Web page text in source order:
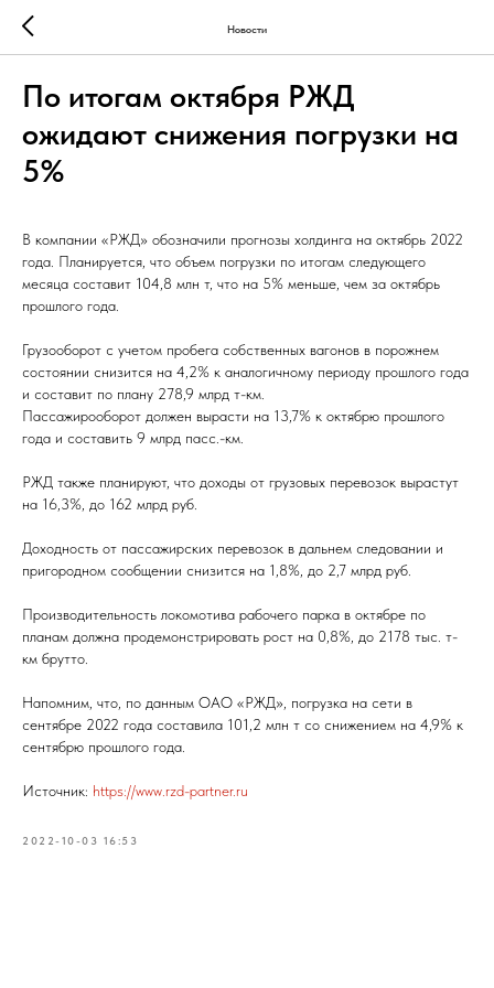
Новости
По итогам октября РЖД
ожидают снижения погрузки на
5%
В компании «РЖД» обозначили прогнозы холдинга на октябрь 2022
года. Планируется, что объем погрузки по итогам следующего
месяца составит 104,8 млн т, что на 5% меньше, чем за октябрь
прошлого года.
Грузооборот с учетом пробега собственных вагонов в порожнем
состоянии снизится на 4,2% к аналогичному периоду прошлого года
и составит по плану 278,9 млрд т-км.
Пассажирооборот должен вырасти на 13,7% к октябрю прошлого
года и составить 9 млрд пасс.-км.
РЖД также планируют, что доходы от грузовых перевозок вырастут
на 16,3%, до 162 млрд руб.
Доходность от пассажирских перевозок в дальнем следовании и
пригородном сообщении снизится на 1,8%, до 2,7 млрд руб.
Производительность локомотива рабочего парка в октябре по
планам должна продемонстрировать рост на 0,8%, до 2178 тыс. т-
км брутто.
Напомним, что, по данным ОАО «РЖД», погрузка на сети в
сентябре 2022 года составила 101,2 млн т со снижением на 4,9% к
сентябрю прошлого года.
Источник: https://www.rzd-partner.ru
2022-10-03 16:53